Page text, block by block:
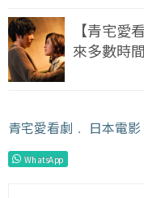
【青宅愛
來多數時
青宅愛看劇 ﹒ 日本電影
WhatsApp